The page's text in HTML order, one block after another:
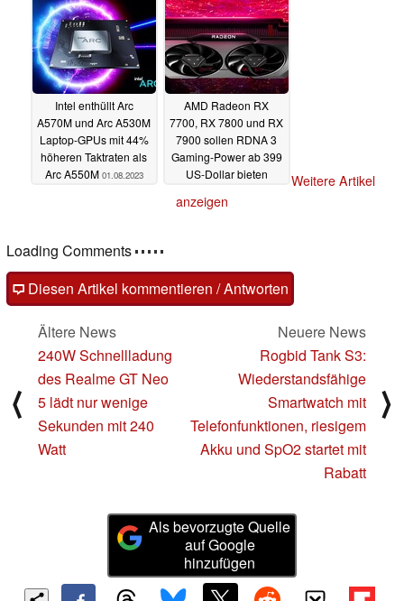
01.08.2023
Intel enthüllt Arc
A570M und Arc A530M
Laptop-GPUs mit 44%
höheren Taktraten als
Arc A550M 01.08.2023
AMD Radeon RX
7700, RX 7800 und RX
7900 sollen RDNA 3
Gaming-Power ab 399
US-Dollar bieten
Weitere Artikel
anzeigen
Loading Comments
Diesen Artikel kommentieren / Antworten
⟨
Ältere News
240W Schnellladung
des Realme GT Neo
5 lädt nur wenige
Sekunden mit 240
Watt
Neuere News
Rogbid Tank S3:
Wiederstandsfähige
Smartwatch mit
Telefonfunktionen, riesigem
Akku und SpO2 startet mit
Rabatt
⟩
Als bevorzugte Quelle
auf Google
hinzufügen